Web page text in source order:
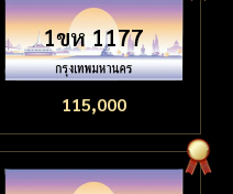
1ขห 1177
115,000